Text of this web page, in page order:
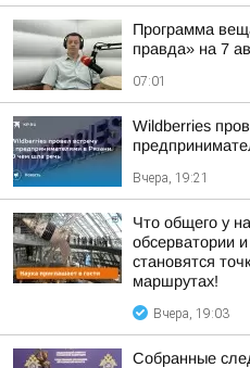
Программа
правда» на 7
07:01
Wildberries
Вчера, 19:21
Что общего у
обсерватории
становятся
маршрутах!
Вчера, 19:03
Собранные